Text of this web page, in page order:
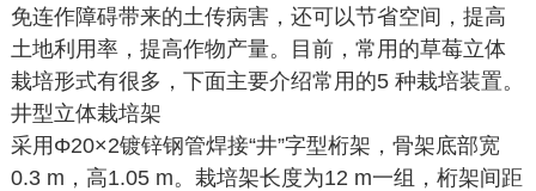
免连作障碍带来的土传病害，还可以节省空间，提高
土地利用率，提高作物产量。目前，常用的草莓立体
栽培形式有很多，下面主要介绍常用的5 种栽培装置。
井型立体栽培架
采用Φ20×2镀锌钢管焊接“井”字型桁架，骨架底部宽
0.3 m，高1.05 m。栽培架长度为12 m一组，桁架间距